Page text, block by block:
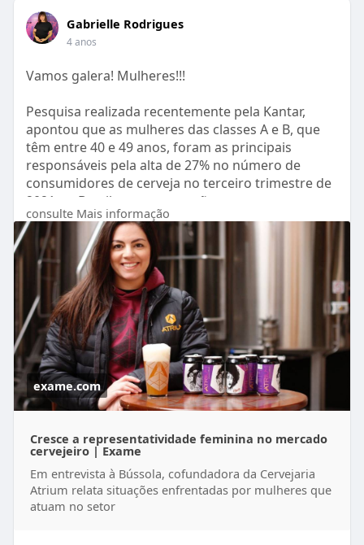
estilos listados anteriormente.
de instalar uma chopeira no
chopeira com dois bicos, um
dedicado para a Pilsen e outro
que você possa usá-lo para
girar os demais estilos.
Como disse anteriormente, a
sua maior limitação é o espaço
no foodtruck, mas caso
consiga manejar bem o seu
estoque, o céu é o limite!
Espero que tenha conseguido
ajudar. Sucesso no seu
empreendimento.
Um abraço, Carlos Henrique
Gabrielle Rodrigues
4 anos
Vamos galera! Mulheres!!!
Pesquisa realizada recentemente pela Kantar,
apontou que as mulheres das classes A e B, que
têm entre 40 e 49 anos, foram as principais
responsáveis pela alta de 27% no número de
consumidores de cerveja no terceiro trimestre de
2021 no Brasil em comparação com o mesmo
período de 2019.
https://exame.com/bussola/cres....ce-a-
representativid
consulte Mais informação
exame.com
Cresce a representatividade feminina no mercado
cervejeiro | Exame
Em entrevista à Bússola, cofundadora da Cervejaria
Atrium relata situações enfrentadas por mulheres que
atuam no setor